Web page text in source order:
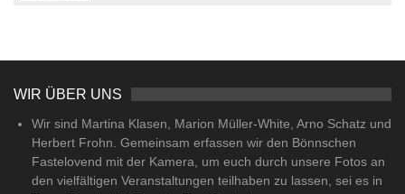
WIR ÜBER UNS
Wir sind Martina Klasen, Marion Müller-White, Arno Schatz und
Herbert Frohn. Gemeinsam erfassen wir den Bönnschen
Fastelovend mit der Kamera, um euch durch unsere Fotos an
den vielfältigen Veranstaltungen teilhaben zu lassen, sei es in